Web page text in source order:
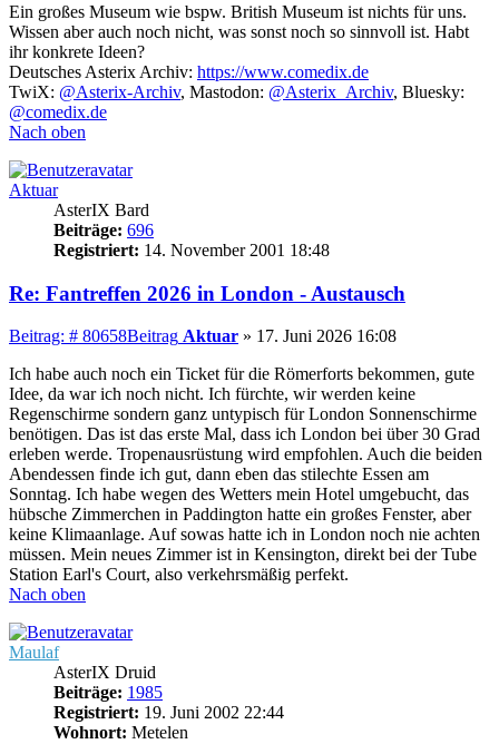
Ein großes Museum wie bspw. British Museum ist nichts für uns.
Wissen aber auch noch nicht, was sonst noch so sinnvoll ist. Habt
ihr konkrete Ideen?
Deutsches Asterix Archiv: https://www.comedix.de
TwiX: @Asterix-Archiv, Mastodon: @Asterix_Archiv, Bluesky:
@comedix.de
Nach oben
Aktuar
AsterIX Bard
Beiträge: 696
Registriert: 14. November 2001 18:48
Re: Fantreffen 2026 in London - Austausch
Beitrag: # 80658Beitrag Aktuar » 17. Juni 2026 16:08
Ich habe auch noch ein Ticket für die Römerforts bekommen, gute
Idee, da war ich noch nicht. Ich fürchte, wir werden keine
Regenschirme sondern ganz untypisch für London Sonnenschirme
benötigen. Das ist das erste Mal, dass ich London bei über 30 Grad
erleben werde. Tropenausrüstung wird empfohlen. Auch die beiden
Abendessen finde ich gut, dann eben das stilechte Essen am
Sonntag. Ich habe wegen des Wetters mein Hotel umgebucht, das
hübsche Zimmerchen in Paddington hatte ein großes Fenster, aber
keine Klimaanlage. Auf sowas hatte ich in London noch nie achten
müssen. Mein neues Zimmer ist in Kensington, direkt bei der Tube
Station Earl's Court, also verkehrsmäßig perfekt.
Nach oben
Maulaf
AsterIX Druid
Beiträge: 1985
Registriert: 19. Juni 2002 22:44
Wohnort: Metelen